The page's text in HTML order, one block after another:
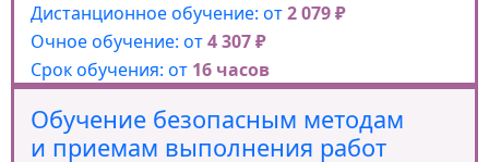
Дистанционное обучение: от2 079 ₽
Очное обучение: от4 307 ₽
Срок обучения: от 16 часов
Обучение безопасным методам
и приемам выполнения работ